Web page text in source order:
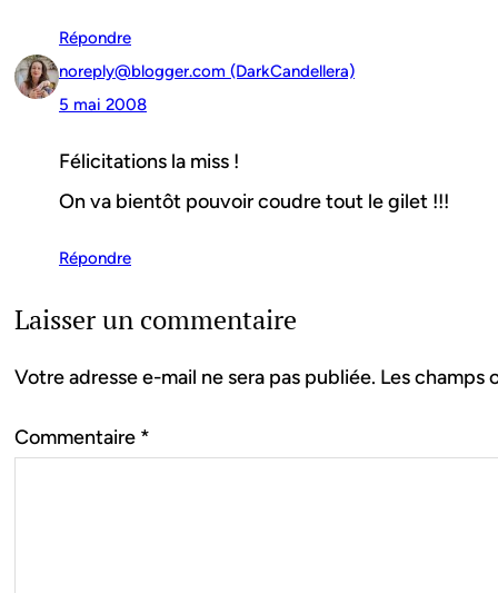
Répondre
noreply@blogger.com (DarkCandellera)
5 mai 2008
Félicitations la miss !
On va bientôt pouvoir coudre tout le gilet !!!
Répondre
Laisser un commentaire
Votre adresse e-mail ne sera pas publiée. Les champs
Commentaire *